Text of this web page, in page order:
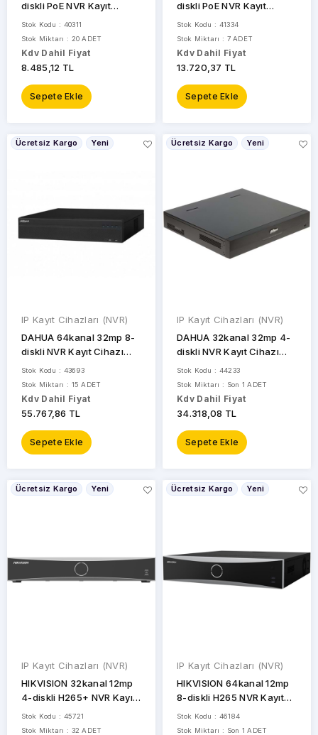
diskli PoE NVR Kayıt
Cihazı NVR2108HS-8P-T
Stok Kodu : 40311
Stok Miktarı : 20 ADET
Kdv Dahil Fiyat
8.485,12 TL
Sepete Ekle
diskli PoE NVR Kayıt
Cihazı DS-7616NI-Q2/16P
Stok Kodu : 41334
Stok Miktarı : 7 ADET
Kdv Dahil Fiyat
13.720,37 TL
Sepete Ekle
Ücretsiz Kargo Yeni
IP Kayıt Cihazları (NVR)
DAHUA 64kanal 32mp 8-
diskli NVR Kayıt Cihazı
NVR5864-EI
Stok Kodu : 43693
Stok Miktarı : 15 ADET
Kdv Dahil Fiyat
55.767,86 TL
Sepete Ekle
Ücretsiz Kargo Yeni
IP Kayıt Cihazları (NVR)
DAHUA 32kanal 32mp 4-
diskli NVR Kayıt Cihazı
NVR5432-EI
Stok Kodu : 44233
Stok Miktarı : Son 1 ADET
Kdv Dahil Fiyat
34.318,08 TL
Sepete Ekle
Ücretsiz Kargo Yeni
IP Kayıt Cihazları (NVR)
HIKVISION 32kanal 12mp
4-diskli H265+ NVR Kayıt
Cihazı DS-7732NXI-K4
Stok Kodu : 45721
Stok Miktarı : 32 ADET
Ücretsiz Kargo Yeni
IP Kayıt Cihazları (NVR)
HIKVISION 64kanal 12mp
8-diskli H265 NVR Kayıt
Cihazı Raid DS-8664NXI-
I8/S
Stok Kodu : 46184
Stok Miktarı : Son 1 ADET